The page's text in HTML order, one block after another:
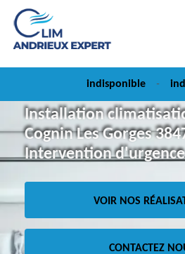
indisponible -
Installation
Cognin Les Gorges
Intervention d'urgence
VOIR NOS
CONTACTEZ